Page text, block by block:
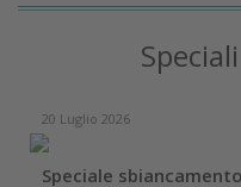
20 Luglio 2026
Speciale